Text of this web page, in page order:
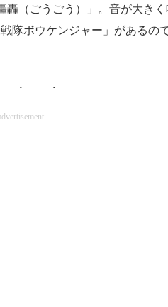
（ごうごう）」。音が大き
隊ボウケンジャー」があるの